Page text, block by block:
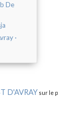
De
·
D'AVRAY sur le